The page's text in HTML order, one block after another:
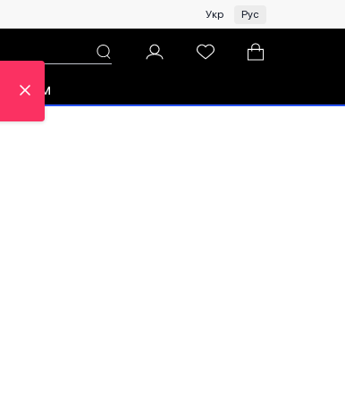
Женщинам | Топ бренды со скидками!
Укр Рус
Про ЦУМ